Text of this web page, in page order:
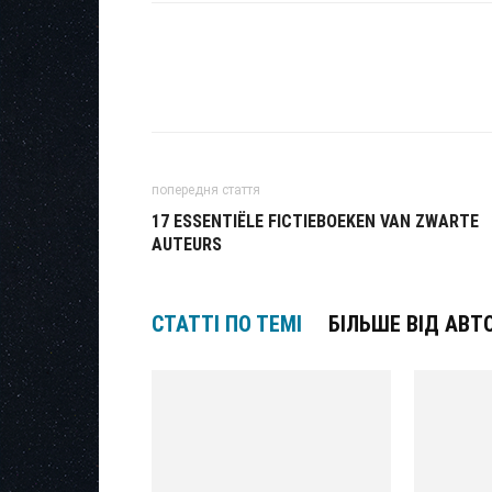
попередня стаття
17 ESSENTIËLE FICTIEBOEKEN VAN ZWARTE
AUTEURS
СТАТТІ ПО ТЕМІ БІЛЬШЕ ВІД